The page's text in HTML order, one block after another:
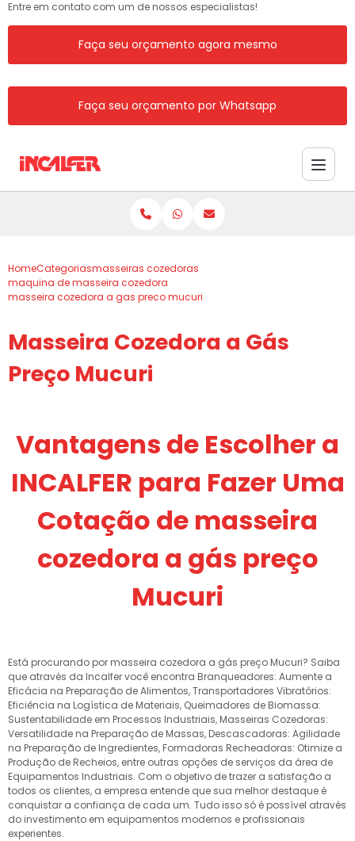
Entre em contato com um de nossos especialistas!
Faça seu orçamento agora mesmo
Faça seu orçamento por Whatsapp
HomeCategoriasmasseiras cozedoras
maquina de masseira cozedora
masseira cozedora a gas preco mucuri
Masseira Cozedora a Gás
Preço Mucuri
Vantagens de Escolher a
INCALFER para Fazer Uma
Cotação de masseira
cozedora a gás preço
Mucuri
Está procurando por masseira cozedora a gás preço Mucuri? Saiba
que através da Incalfer você encontra Branqueadores: Aumente a
Eficácia na Preparação de Alimentos, Transportadores Vibratórios:
Eficiência na Logística de Materiais, Queimadores de Biomassa:
Sustentabilidade em Processos Industriais, Masseiras Cozedoras:
Versatilidade na Preparação de Massas, Descascadoras: Agilidade
na Preparação de Ingredientes, Formadoras Recheadoras: Otimize a
Produção de Recheios, entre outras opções de serviços da área de
Equipamentos Industriais. Com o objetivo de trazer a satisfação a
todos os clientes, a empresa entende que sua melhor destaque é
conquistar a confiança de cada um. Tudo isso só é possível através
do investimento em equipamentos modernos e profissionais
experientes.